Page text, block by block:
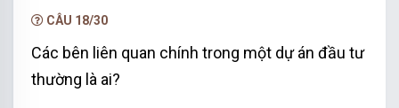
CÂU 18/30
Các bên liên quan chính trong một dự án đầu tư
thường là ai?